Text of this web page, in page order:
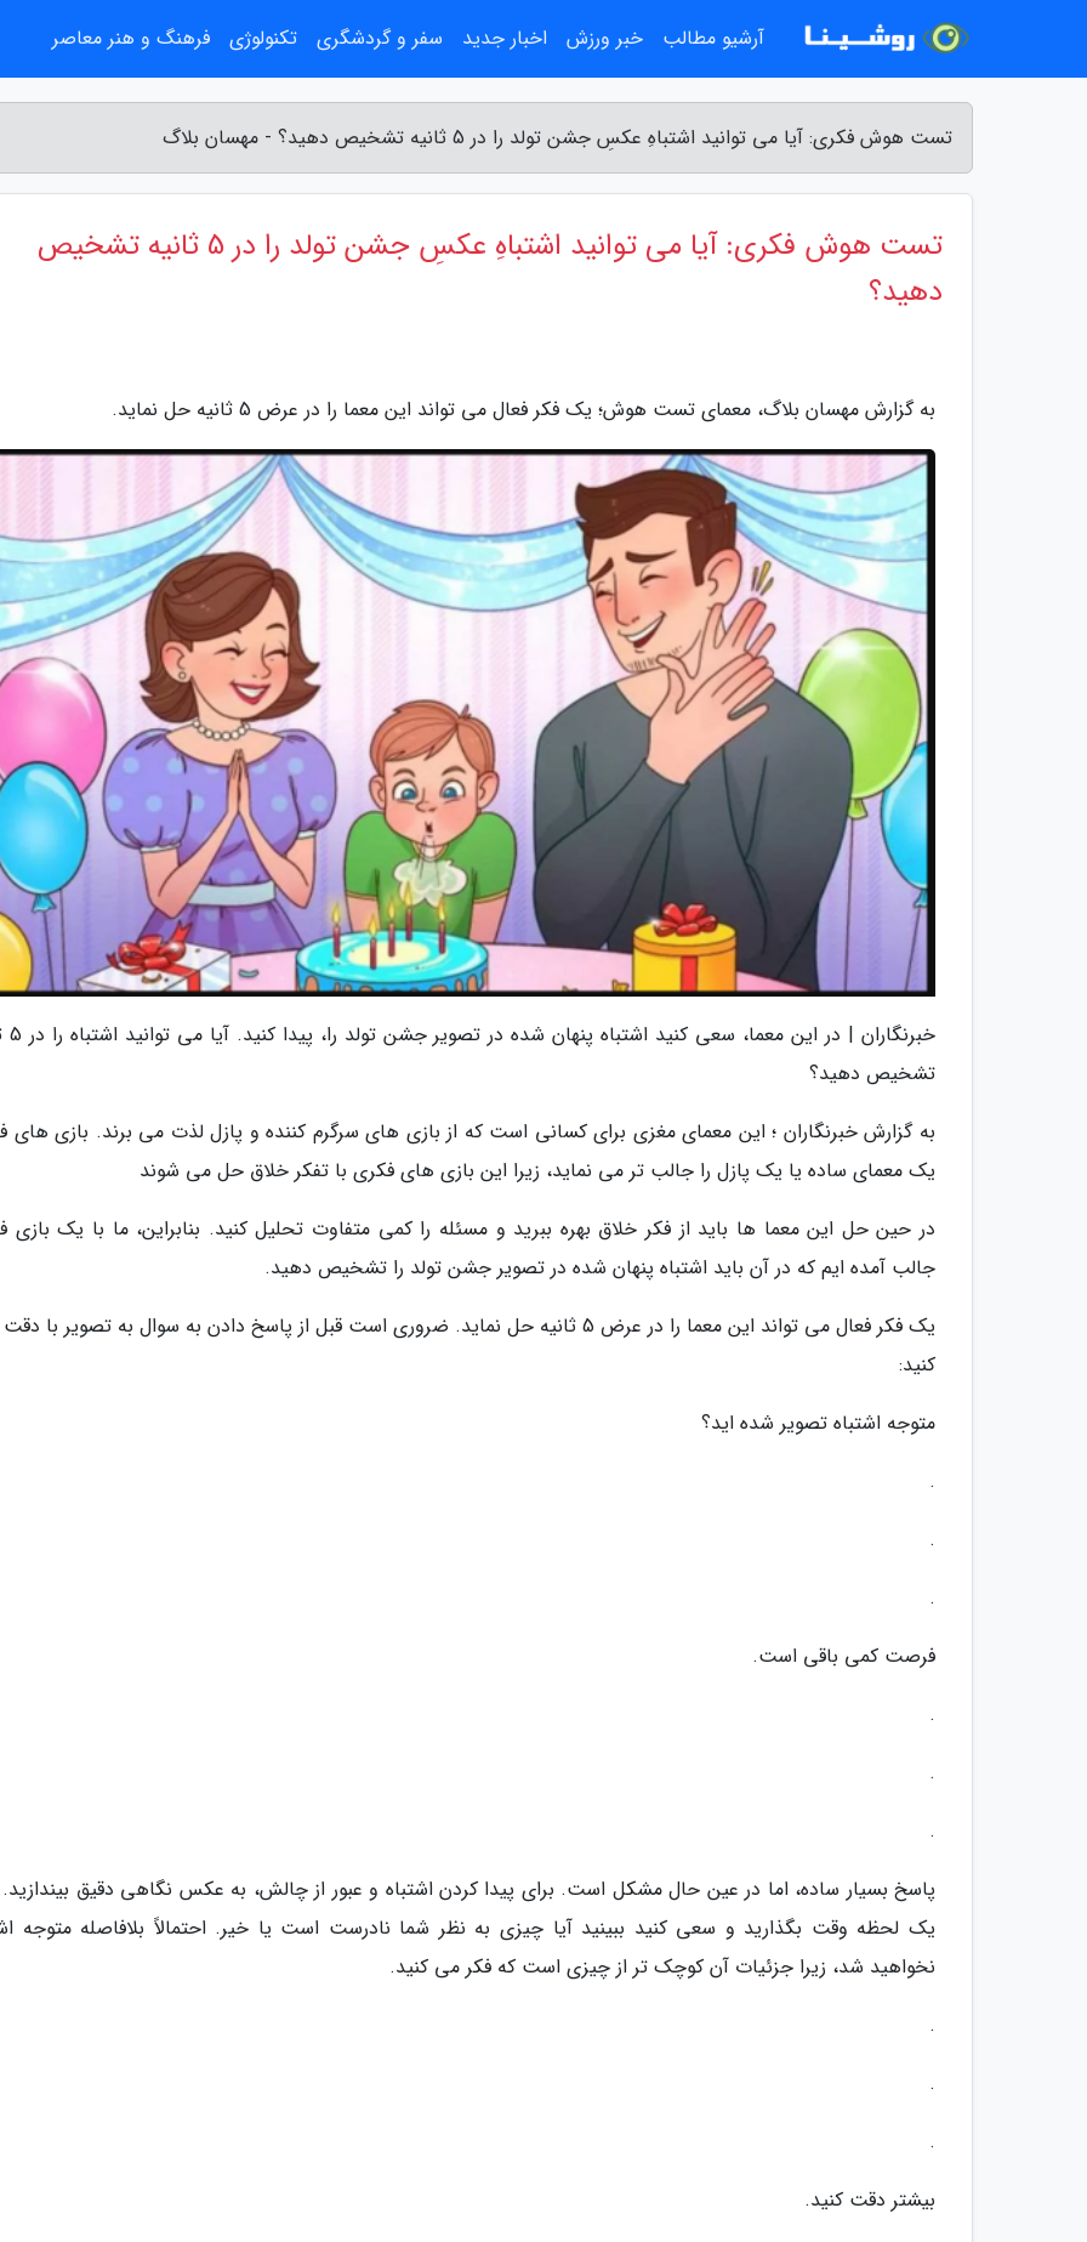
تست هوش فکری: آیا می توانید اشتباهِ عکسِ جشن تولد را در 5 ثانیه تشخیص دهید؟ - مهسان بلاگ
تست هوش فکری: آیا می توانید اشتباهِ عکسِ جشن تولد را در 5 ثانیه تشخیص
دهید؟
به گزارش مهسان بلاگ، معمای تست هوش؛ یک فکر فعال می تواند این معما را در عرض 5 ثانیه حل نماید.
تشخیص دهید؟
به گزارش خبرنگاران ؛ این معمای مغزی برای کسانی است که از بازی های سرگرم کننده و پازل لذت می برند. بازی های
یک معمای ساده یا یک پازل را جالب تر می نماید، زیرا این بازی های فکری با تفکر خلاق حل می شوند
در حین حل این معما ها باید از فکر خلاق بهره ببرید و مسئله را کمی متفاوت تحلیل کنید. بنابراین، ما با یک بازی
جالب آمده ایم که در آن باید اشتباه پنهان شده در تصویر جشن تولد را تشخیص دهید.
یک فکر فعال می تواند این معما را در عرض 5 ثانیه حل نماید. ضروری است قبل از پاسخ دادن به سوال به تصویر با
کنید:
متوجه اشتباه تصویر شده اید؟
.
.
.
فرصت کمی باقی است.
.
.
.
پاسخ بسیار ساده، اما در عین حال مشکل است. برای پیدا کردن اشتباه و عبور از چالش، به عکس نگاهی دقیق بیندازید.
یک لحظه وقت بگذارید و سعی کنید ببینید آیا چیزی به نظر شما نادرست است یا خیر. احتمالاً بلافاصله متوجه
نخواهید شد، زیرا جزئیات آن کوچک تر از چیزی است که فکر می کنید.
.
.
.
بیشتر دقت کنید.
آرشیو مطالب خبر ورزش اخبار جدید سفر و گردشگری تکنولوژی فرهنگ و هنر معاصر